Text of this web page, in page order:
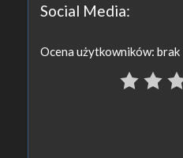
Social Media:
Ocena użytkowników: brak